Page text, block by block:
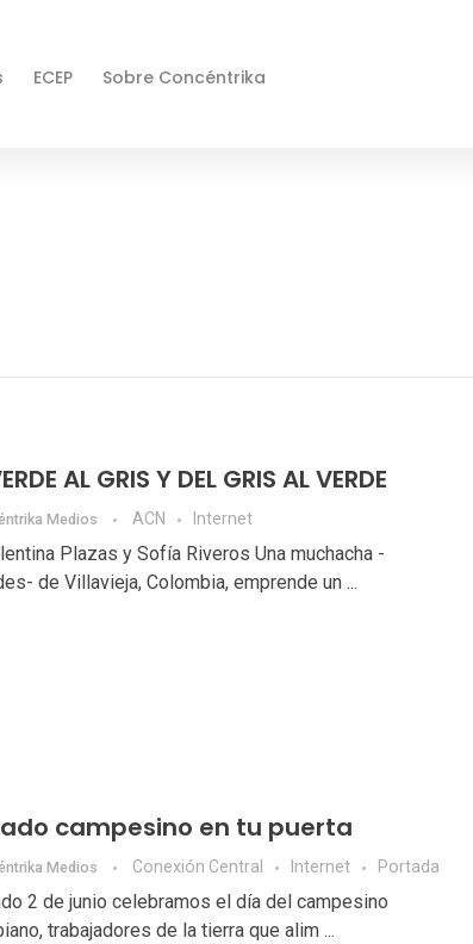
ECEP Sobre Concéntrika
AL GRIS Y DEL GRIS AL VERDE
Medios ACN Internet
Plazas y Sofía Riveros Una muchacha -
de Villavieja, Colombia, emprende un ...
campesino en tu puerta
Medios Conexión Central Internet Portada
2 de junio celebramos el día del campesino
trabajadores de la tierra que alim ...